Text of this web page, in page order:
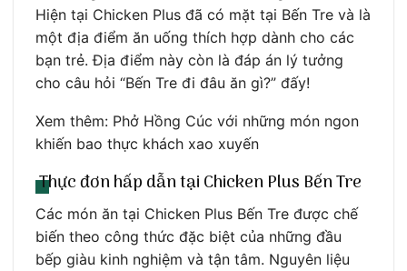
Hiện tại Chicken Plus đã có mặt tại Bến Tre và là
một địa điểm ăn uống thích hợp dành cho các
bạn trẻ. Địa điểm này còn là đáp án lý tưởng
cho câu hỏi “Bến Tre đi đâu ăn gì?” đấy!
Xem thêm: Phở Hồng Cúc với những món ngon
khiến bao thực khách xao xuyến
Thực đơn hấp dẫn tại Chicken Plus Bến Tre
Các món ăn tại Chicken Plus Bến Tre được chế
biến theo công thức đặc biệt của những đầu
bếp giàu kinh nghiệm và tận tâm. Nguyên liệu